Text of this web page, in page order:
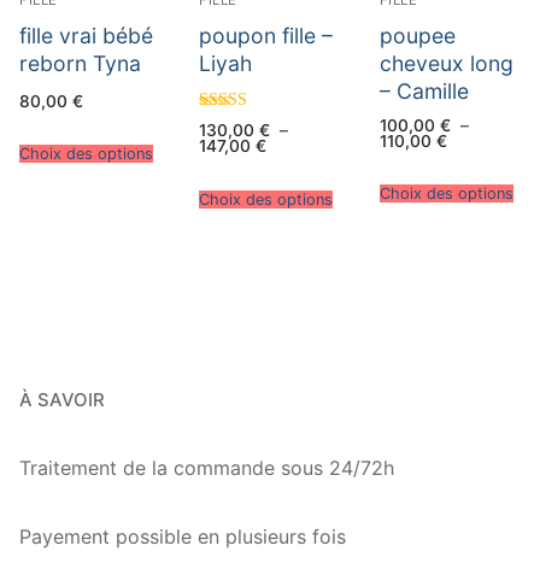
fille vrai bébé
reborn Tyna
80,00 €
Choix des options
poupon fille –
Liyah
Note
4.50
sur 5
130,00€ –
147,00€Plage
130,00 €
à
Choix des options
poupee
cheveux long
– Camille
100,00 € –
110,00 €Plage
100,00 €
à
Choix des options
À SAVOIR
Traitement de la commande sous 24/72h
Payement possible en plusieurs fois